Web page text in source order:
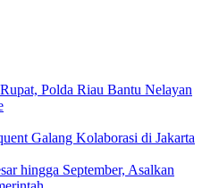
Polda Riau Bantu Nelayan
Galang Kolaborasi di Jakarta
hingga September, Asalkan